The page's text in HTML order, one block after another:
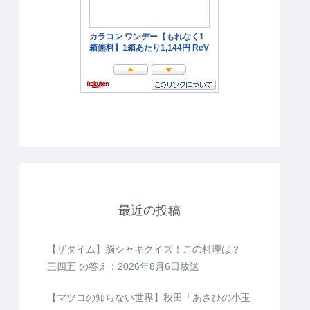
最近の投稿
【ザタイム】脳シャキクイズ！この料理は？
三四五 の答え：2026年8月6日放送
【マツコの知らない世界】秋田「あさひの小玉